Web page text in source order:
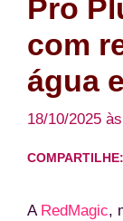
Pro
com
água
18/10/2025
COMPARTILHE:
A RedMagic,